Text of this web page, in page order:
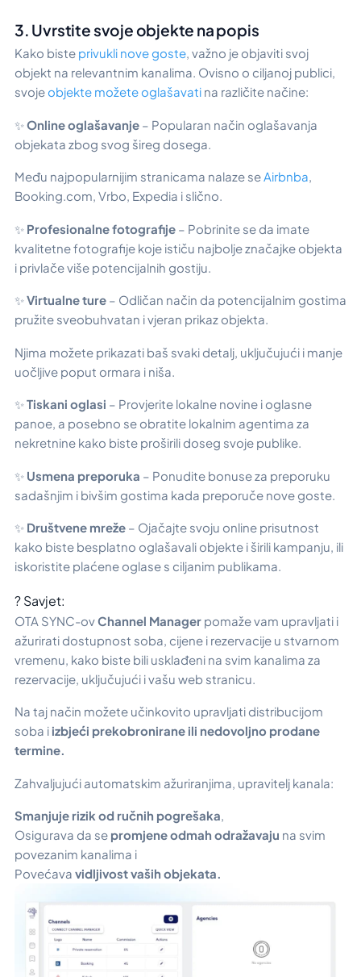
3. Uvrstite svoje objekte na popis
Kako biste privukli nove goste, važno je objaviti svoj
objekt na relevantnim kanalima. Ovisno o ciljanoj publici,
svojeobjekte možete oglašavati na različite načine:
✨Online oglašavanje – Popularan način oglašavanja
objekata zbog svog šireg dosega.
Među najpopularnijim stranicama nalaze seAirbnba,
Booking.com, Vrbo, Expedia i slično.
✨ Profesionalne fotografije – Pobrinite se da imate
kvalitetne fotografije koje ističu najbolje značajke objekta
i privlače više potencijalnih gostiju.
✨Virtualne ture – Odličan način da potencijalnim gostima
pružite sveobuhvatan i vjeran prikaz objekta.
Njima možete prikazati baš svaki detalj, uključujući i manje
uočljive poput ormara i niša.
✨Tiskani oglasi – Provjerite lokalne novine i oglasne
panoe, a posebno se obratite lokalnim agentima za
nekretnine kako biste proširili doseg svoje publike.
✨ Usmena preporuka – Ponudite bonuse za preporuku
sadašnjim i bivšim gostima kada preporuče nove goste.
✨ Društvene mreže – Ojačajte svoju online prisutnost
kako biste besplatno oglašavali objekte i širili kampanju, ili
iskoristite plaćene oglase s ciljanim publikama.
? Savjet:
OTA SYNC-ovChannel Manager pomaže vam upravljati i
ažurirati dostupnost soba, cijene i rezervacije u stvarnom
vremenu, kako biste bili usklađeni na svim kanalima za
rezervacije, uključujući i vašu web stranicu.
Na taj način možete učinkovito upravljati distribucijom
soba i izbjeći prekobronirane ili nedovoljno prodane
termine.
Zahvaljujući automatskim ažuriranjima, upravitelj kanala:
Smanjuje rizik od ručnih pogrešaka,
Osigurava da se promjene odmah odražavaju na svim
povezanim kanalima i
Povećava vidljivost vaših objekata.